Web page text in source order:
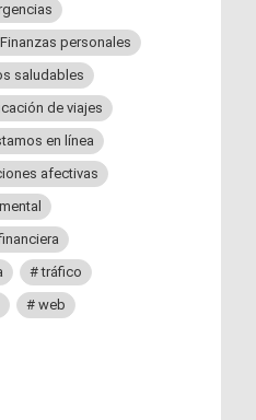
Finanzas personales
saludables
de viajes
en línea
afectivas
tráfico
web